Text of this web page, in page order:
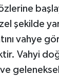
şekilde
vahye
Vahyi